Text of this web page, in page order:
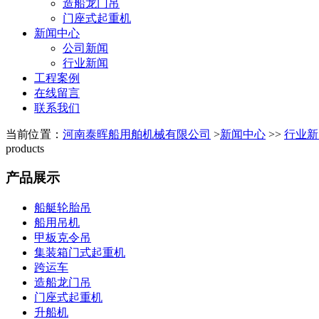
造船龙门吊
门座式起重机
新闻中心
公司新闻
行业新闻
工程案例
在线留言
联系我们
当前位置： 河南泰晖船用舶机械有限公司 >新闻中心 >> 行业
products
产品展示
船艇轮胎吊
船用吊机
甲板克令吊
集装箱门式起重机
跨运车
造船龙门吊
门座式起重机
升船机